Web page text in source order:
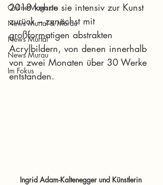
Online-Magazin
News Murtal & Murau
News Murtal
News Murau
Im Fokus
2018 kehrte sie intensiv zur Kunst
zurück – zunächst mit
großformatigen abstrakten
Acrylbildern, von denen innerhalb
von zwei Monaten über 30 Werke
entstanden.
Ingrid Adam-Kaltenegger und Künstlerin